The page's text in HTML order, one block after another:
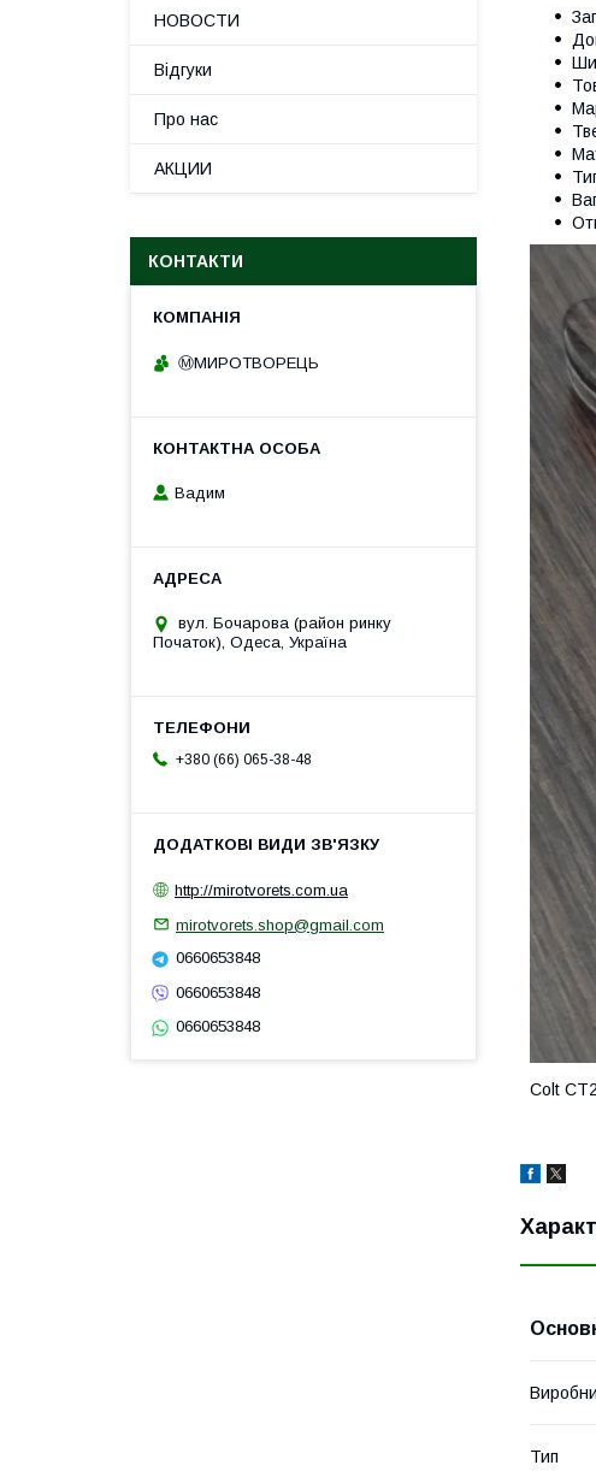
Colt
Тип
НОВОСТИ
Відгуки
Про нас
АКЦИИ
КОНТАКТИ
Ⓜ️МИРОТВОРЕЦЬ
Вадим
вул. Бочарова (район ринку
Початок), Одеса, Україна
+380 (66) 065-38-48
http://mirotvorets.com.ua
mirotvorets.shop@gmail.com
0660653848
0660653848
0660653848